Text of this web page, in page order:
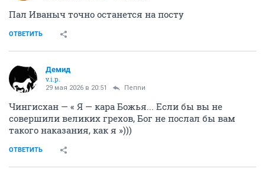
Пал Иваныч точно останется на посту
ОТВЕТИТЬ
Демид
v.i.p.
29 мая 2026 в 20:51 Пепnи
Чингисхан — « Я — кара Божья... Если бы вы не
совершили великих грехов, Бог не послал бы вам
такого наказания, как я »)))
ОТВЕТИТЬ